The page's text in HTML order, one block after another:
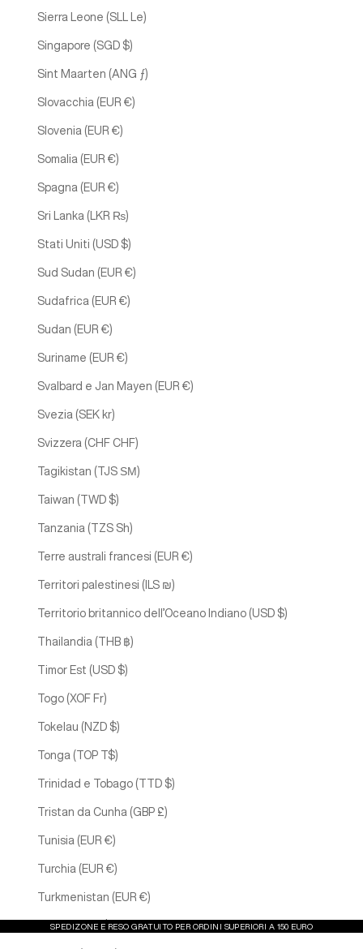
SPEDIZONE E RESO GRATUITO PER ORDINI SUPERIORI A 150 EURO
Sierra Leone (SLL Le)
Singapore (SGD $)
Sint Maarten (ANG ƒ)
Slovacchia (EUR €)
Slovenia (EUR €)
Somalia (EUR €)
Spagna (EUR €)
Sri Lanka (LKR ₨)
Stati Uniti (USD $)
Sud Sudan (EUR €)
Sudafrica (EUR €)
Sudan (EUR €)
Suriname (EUR €)
Svalbard e Jan Mayen (EUR €)
Svezia (SEK kr)
Svizzera (CHF CHF)
Tagikistan (TJS ЅМ)
Taiwan (TWD $)
Tanzania (TZS Sh)
Terre australi francesi (EUR €)
Territori palestinesi (ILS ₪)
Territorio britannico dell’Oceano Indiano (USD $)
Thailandia (THB ฿)
Timor Est (USD $)
Togo (XOF Fr)
Tokelau (NZD $)
Tonga (TOP T$)
Trinidad e Tobago (TTD $)
Tristan da Cunha (GBP £)
Tunisia (EUR €)
Turchia (EUR €)
Turkmenistan (EUR €)
Tuvalu (AUD $)